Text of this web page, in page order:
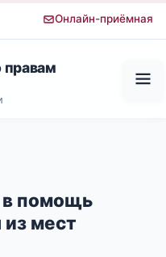
Онлайн-приёмная
правам
помощь
мест